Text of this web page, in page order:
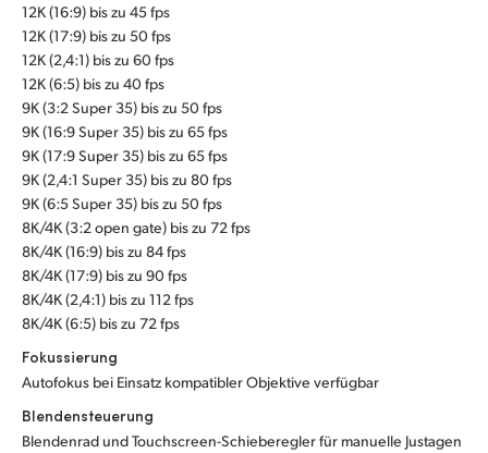
12K (16:9) bis zu 45 fps
12K (17:9) bis zu 50 fps
12K (2,4:1) bis zu 60 fps
12K (6:5) bis zu 40 fps
9K (3:2 Super 35) bis zu 50 fps
9K (16:9 Super 35) bis zu 65 fps
9K (17:9 Super 35) bis zu 65 fps
9K (2,4:1 Super 35) bis zu 80 fps
9K (6:5 Super 35) bis zu 50 fps
8K/4K (3:2 open gate) bis zu 72 fps
8K/4K (16:9) bis zu 84 fps
8K/4K (17:9) bis zu 90 fps
8K/4K (2,4:1) bis zu 112 fps
8K/4K (6:5) bis zu 72 fps
Fokussierung
Autofokus bei Einsatz kompatibler Objektive verfügbar
Blendensteuerung
Blendenrad und Touchscreen-Schieberegler für manuelle Justagen